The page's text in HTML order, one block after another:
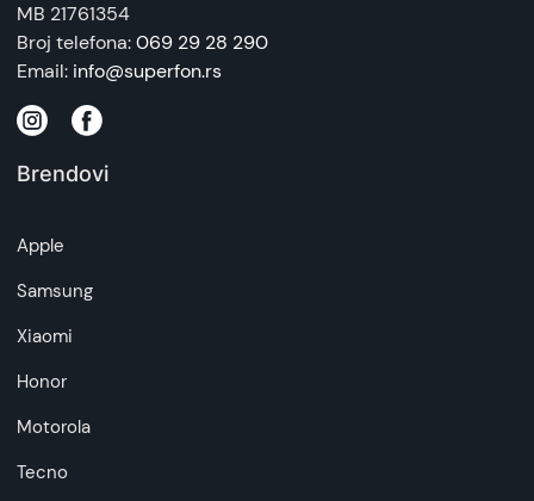
MB 21761354
Broj telefona:069 29 28 290
Email: info@superfon.rs
Brendovi
Apple
Samsung
Xiaomi
Honor
Motorola
Tecno